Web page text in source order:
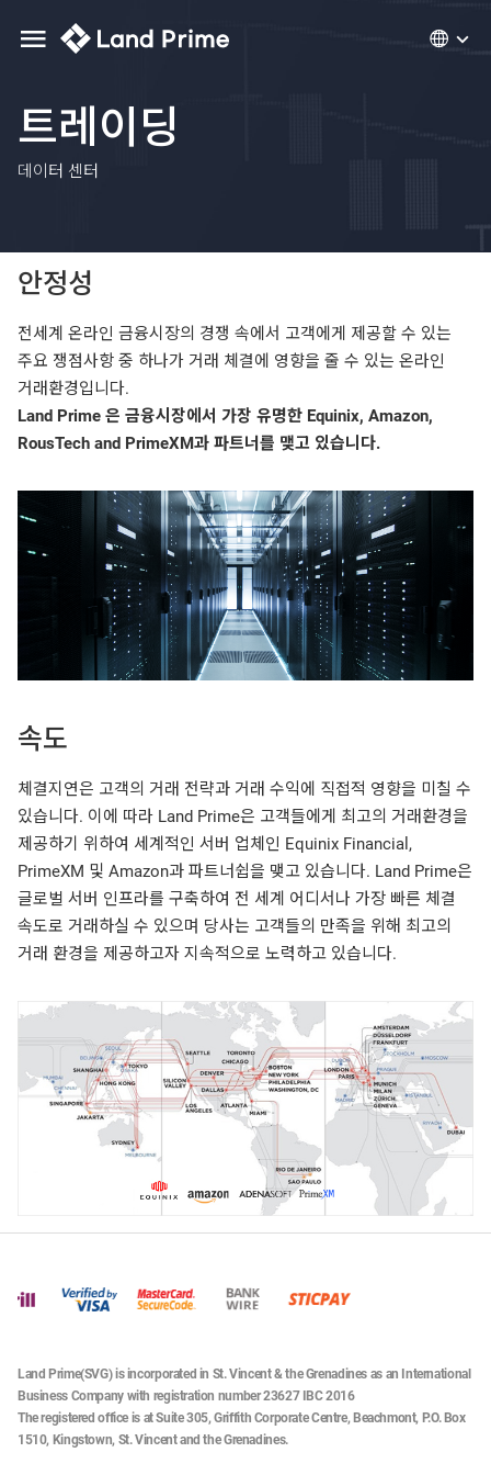
트레이딩
데이터 센터
안정성
전세계 온라인 금융시장의 경쟁 속에서 고객에게 제공할 수 있는
주요 쟁점사항 중 하나가 거래 체결에 영향을 줄 수 있는 온라인
거래환경입니다.
Land Prime 은 금융시장에서 가장 유명한 Equinix, Amazon,
RousTech and PrimeXM과 파트너를 맺고 있습니다.
속도
체결지연은 고객의 거래 전략과 거래 수익에 직접적 영향을 미칠 수
있습니다. 이에 따라 Land Prime은 고객들에게 최고의 거래환경을
제공하기 위하여 세계적인 서버 업체인 Equinix Financial,
PrimeXM 및 Amazon과 파트너쉽을 맺고 있습니다. Land Prime은
글로벌 서버 인프라를 구축하여 전 세계 어디서나 가장 빠른 체결
속도로 거래하실 수 있으며 당사는 고객들의 만족을 위해 최고의
거래 환경을 제공하고자 지속적으로 노력하고 있습니다.
Land Prime(SVG) is incorporated in St. Vincent & the Grenadines as an International
Business Company with registration number 23627 IBC 2016
The registered office is at Suite 305, Griffith Corporate Centre, Beachmont, P.O. Box
1510, Kingstown, St. Vincent and the Grenadines.